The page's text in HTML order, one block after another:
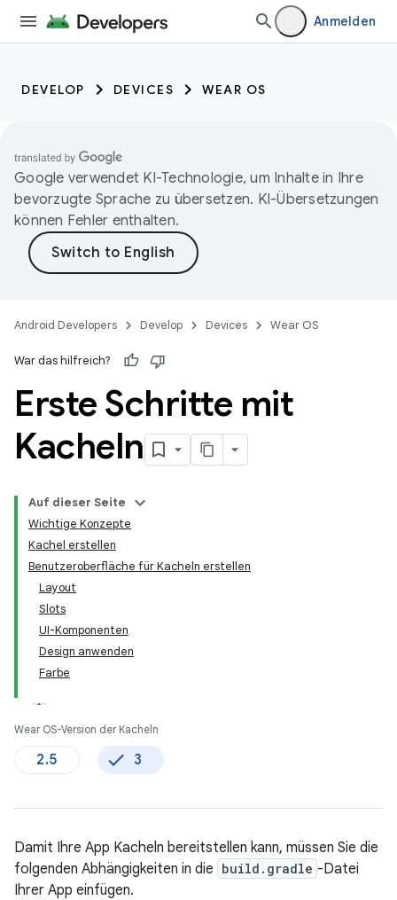
Anmelden
DEVELOP DEVICES WEAR OS
Google verwendet KI-Technologie, um Inhalte in Ihre
bevorzugte Sprache zu übersetzen. KI-Übersetzungen
können Fehler enthalten.
Android Developers Develop Devices Wear OS
War das hilfreich?
Erste Schritte mit
Kacheln
Auf dieser Seite
Wichtige Konzepte
Kachel erstellen
Benutzeroberfläche für Kacheln erstellen
Layout
Slots
UI-Komponenten
Design anwenden
Farbe
Wear OS-Version der Kacheln
2.5 3
Damit Ihre App Kacheln bereitstellen kann, müssen Sie die
folgenden Abhängigkeiten in die build.gradle -Datei
Ihrer App einfügen.